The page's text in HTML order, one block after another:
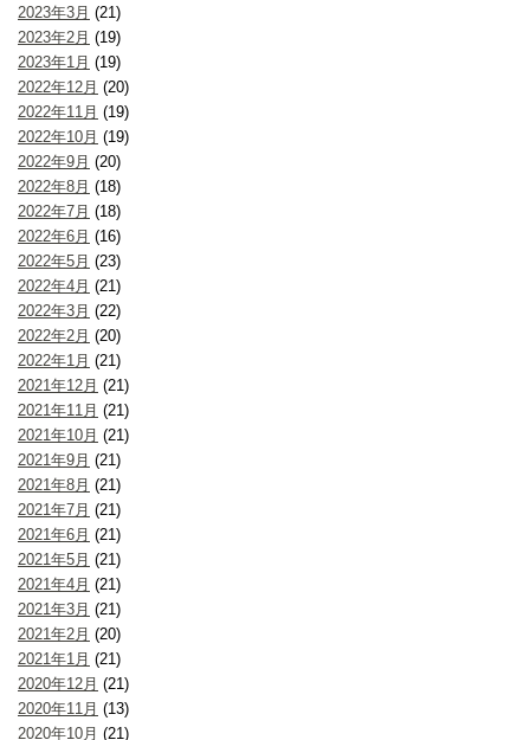
2023年3月 (21)
2023年2月 (19)
2023年1月 (19)
2022年12月 (20)
2022年11月 (19)
2022年10月 (19)
2022年9月 (20)
2022年8月 (18)
2022年7月 (18)
2022年6月 (16)
2022年5月 (23)
2022年4月 (21)
2022年3月 (22)
2022年2月 (20)
2022年1月 (21)
2021年12月 (21)
2021年11月 (21)
2021年10月 (21)
2021年9月 (21)
2021年8月 (21)
2021年7月 (21)
2021年6月 (21)
2021年5月 (21)
2021年4月 (21)
2021年3月 (21)
2021年2月 (20)
2021年1月 (21)
2020年12月 (21)
2020年11月 (13)
2020年10月 (21)